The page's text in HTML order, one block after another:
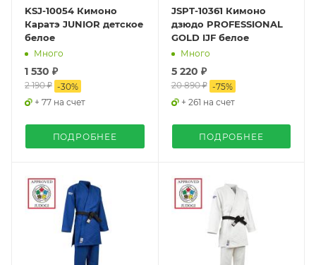
KSJ-10054 Кимоно
Каратэ JUNIOR детское
белое
Много
1 530 ₽
2 190 ₽ -30%
+ 77 на счет
ПОДРОБНЕЕ
JSPT-10361 Кимоно
дзюдо PROFESSIONAL
GOLD IJF белое
Много
5 220 ₽
20 890 ₽ -75%
+ 261 на счет
ПОДРОБНЕЕ